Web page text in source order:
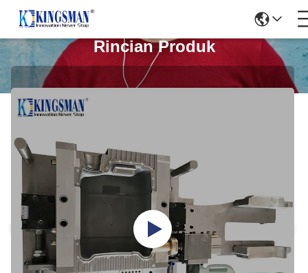
Rincian Produk